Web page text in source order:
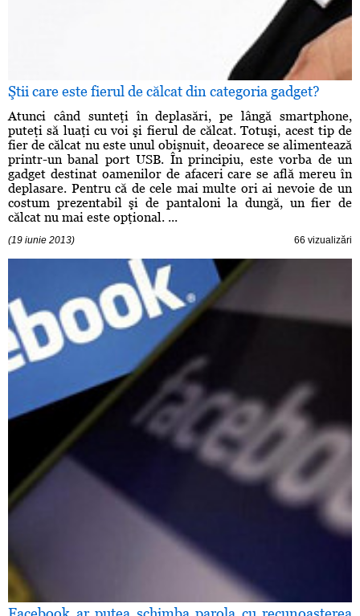
Ştii care este fierul de călcat din categoria gadget?
Atunci când sunteţi în deplasări, pe lângă smartphone,
puteţi să luaţi cu voi şi fierul de călcat. Totuşi, acest tip de
fier de călcat nu este unul obişnuit, deoarece se alimentează
printr-un banal port USB. În principiu, este vorba de un
gadget destinat oamenilor de afaceri care se află mereu în
deplasare. Pentru că de cele mai multe ori ai nevoie de un
costum prezentabil şi de pantaloni la dungă, un fier de
călcat nu mai este opţional. ...
(19 iunie 2013) 66 vizualizări